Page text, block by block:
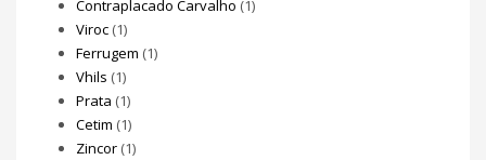
Contraplacado Carvalho (1)
Viroc (1)
Ferrugem (1)
Vhils (1)
Prata (1)
Cetim (1)
Zincor (1)